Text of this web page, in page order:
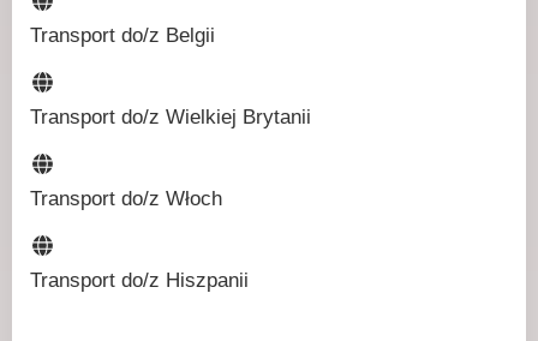
Transport do/z Belgii
Transport do/z Wielkiej Brytanii
Transport do/z Włoch
Transport do/z Hiszpanii